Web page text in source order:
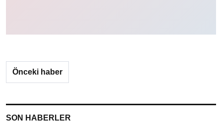
Önceki haber
SON HABERLER